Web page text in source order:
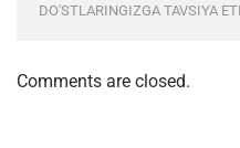
DO'STLARINGIZGA TAVSIYA
Comments are closed.